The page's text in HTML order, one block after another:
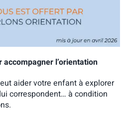
l’orientation
aider votre enfant à explorer
correspondent… à condition